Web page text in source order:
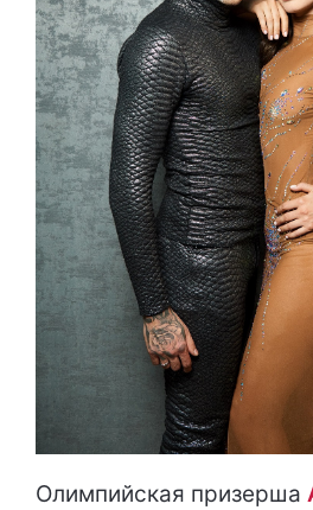
Олимпийская призерша